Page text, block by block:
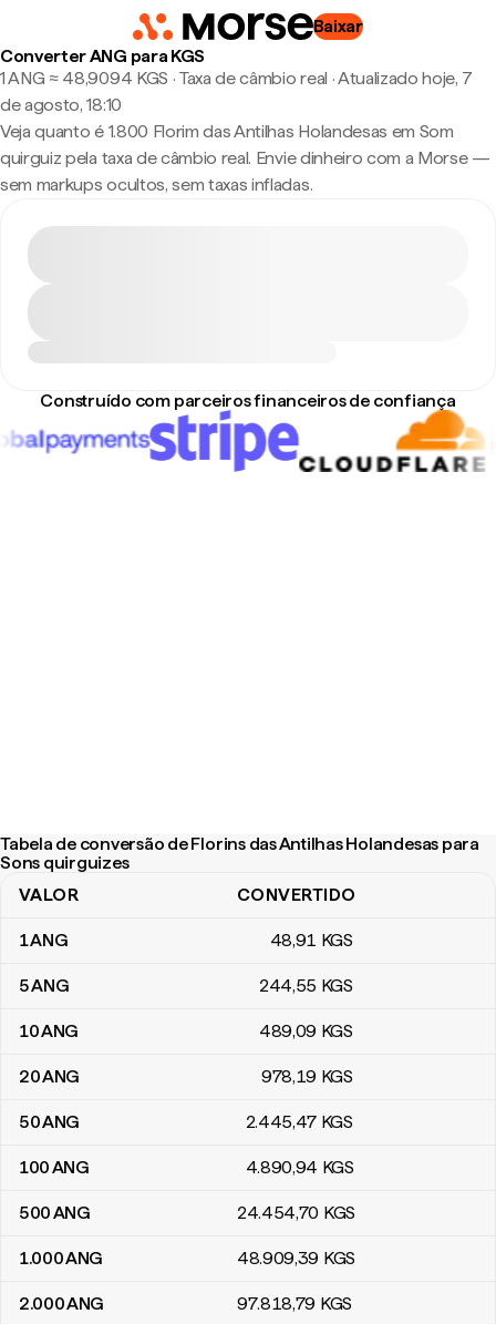
Baixar
Converter ANG para KGS
1 ANG ≈ 48,9094 KGS · Taxa de câmbio real ·Atualizado hoje, 7
de agosto, 18:10
Veja quanto é 1.800 Florim das Antilhas Holandesas em Som
quirguiz pela taxa de câmbio real. Envie dinheiro com a Morse —
sem markups ocultos, sem taxas infladas.
Construído com parceiros financeiros de confiança
Tabela de conversão de Florins das Antilhas Holandesas para
Sons quirguizes
Tabela de conversão de Florins das Antilhas Holandesas para
VALOR CONVERTIDO
1ANG 48,91 KGS
5ANG 244,55 KGS
10ANG 489,09 KGS
20ANG 978,19 KGS
50ANG 2.445,47 KGS
100ANG 4.890,94 KGS
500ANG 24.454,70 KGS
1.000ANG 48.909,39 KGS
2.000ANG 97.818,79 KGS